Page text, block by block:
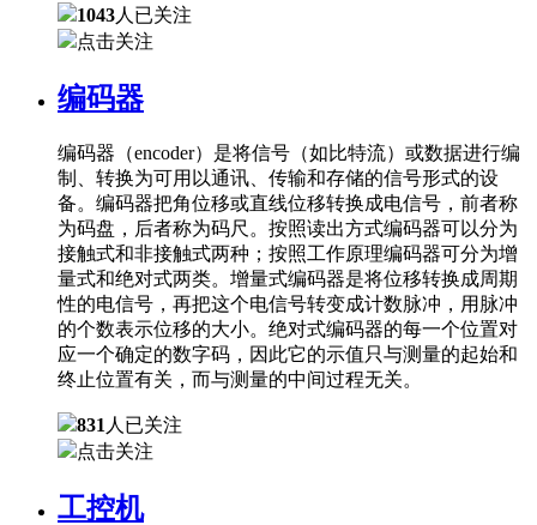
1043人已关注
点击关注
编码器
编码器（encoder）是将信号（如比特流）或数据进行编
制、转换为可用以通讯、传输和存储的信号形式的设
备。编码器把角位移或直线位移转换成电信号，前者称
为码盘，后者称为码尺。按照读出方式编码器可以分为
接触式和非接触式两种；按照工作原理编码器可分为增
量式和绝对式两类。增量式编码器是将位移转换成周期
性的电信号，再把这个电信号转变成计数脉冲，用脉冲
的个数表示位移的大小。绝对式编码器的每一个位置对
应一个确定的数字码，因此它的示值只与测量的起始和
终止位置有关，而与测量的中间过程无关。
831 人已关注
点击关注
工控机